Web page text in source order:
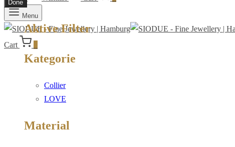
Menu
Cart
Done
Aktive Filter
Kategorie
Collier
LOVE
Material